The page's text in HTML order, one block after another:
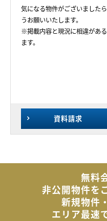
資料請求
気になる物件がございました
うお願いいたします。
※掲載内容と現況に相違があ
ます。
無料
非公開物件を
新規物件
エリア最速